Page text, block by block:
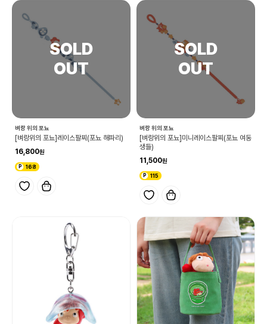
벼랑 위의 포뇨
[벼랑위의 포뇨]레이스팔찌(포뇨 해파리)
16,800
168
벼랑 위의 포뇨
[벼랑위의 포뇨]미니레이스팔찌(포뇨 여동
생들)
11,500
115